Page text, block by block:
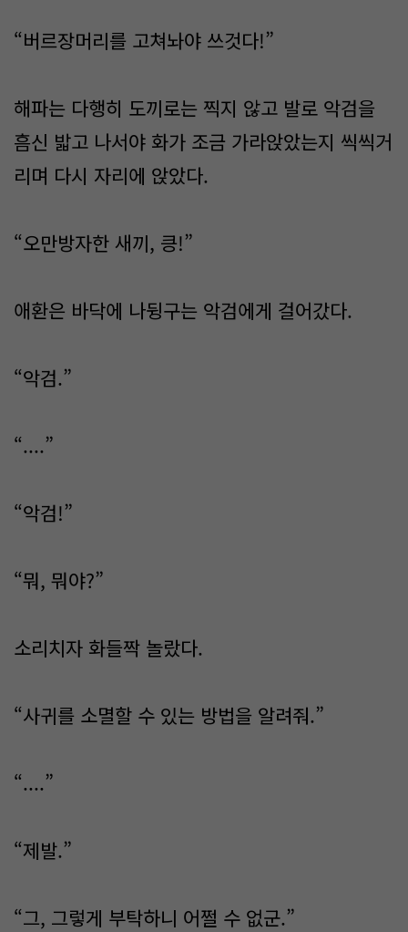
“버르장머리를 고쳐놔야 쓰것다!”
해파는 다행히 도끼로는 찍지 않고 발로 악검을
흠신 밟고 나서야 화가 조금 가라앉았는지 씩씩거
리며 다시 자리에 앉았다.
“오만방자한 새끼, 킁!”
애환은 바닥에 나뒹구는 악검에게 걸어갔다.
“악검.”
“....”
“악검!”
“뭐, 뭐야?”
소리치자 화들짝 놀랐다.
“사귀를 소멸할 수 있는 방법을 알려줘.”
“....”
“제발.”
“그, 그렇게 부탁하니 어쩔 수 없군.”